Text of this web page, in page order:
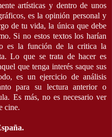
artísticas y dentro de unos
es la opinión personal y
de tu vida, la única que debe
Si no estos textos los harían
es la función de la critica la
Lo que se trata de hacer es
que tenga interés saque sus
es un ejercicio de análisis
para su lectura anterior o
Es más, no es necesario ver
cine.